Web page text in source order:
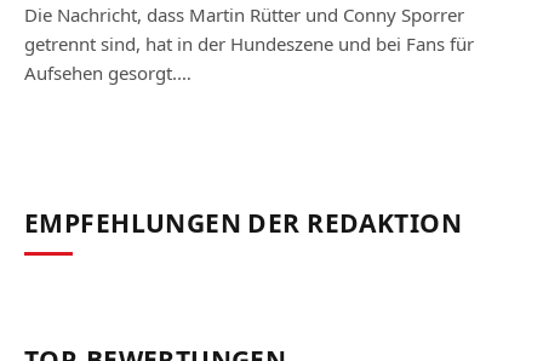
Die Nachricht, dass Martin Rütter und Conny Sporrer
getrennt sind, hat in der Hundeszene und bei Fans für
Aufsehen gesorgt.…
EMPFEHLUNGEN DER REDAKTION